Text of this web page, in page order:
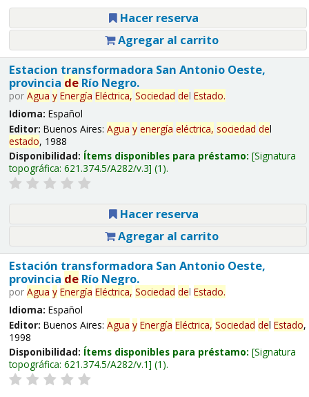
Hacer reserva
Agregar al carrito
Estacion transformadora San Antonio Oeste,
provincia deRío Negro.
por Agua y Energía Eléctrica, Sociedad del Estado.
Idioma: Español
Editor: Buenos Aires: Agua y energía eléctrica, sociedad del
estado, 1988
Disponibilidad: Ítems disponibles para préstamo: Signatura
topográfica: 621.374.5/A282/v.3 (1).
Hacer reserva
Agregar al carrito
Estación transformadora San Antonio Oeste,
provincia deRío Negro.
por Agua y Energía Eléctrica, Sociedad del Estado.
Idioma: Español
Editor: Buenos Aires: Agua y Energía Eléctrica, Sociedad del Estado,
1998
Disponibilidad: Ítems disponibles para préstamo: Signatura
topográfica: 621.374.5/A282/v.1 (1).